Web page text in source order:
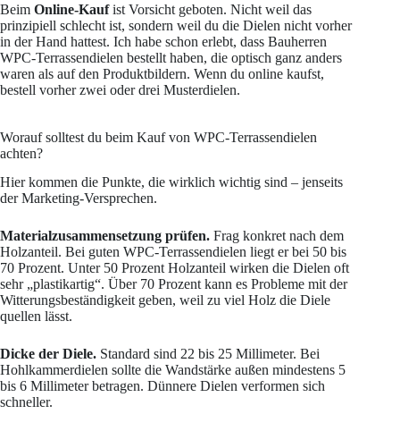
Beim Online-Kaufist Vorsicht geboten. Nicht weil das
prinzipiell schlecht ist, sondern weil du die Dielen nicht vorher
in der Hand hattest. Ich habe schon erlebt, dass Bauherren
WPC-Terrassendielen bestellt haben, die optisch ganz anders
waren als auf den Produktbildern. Wenn du online kaufst,
bestell vorher zwei oder drei Musterdielen.
Worauf solltest du beim Kauf von WPC-Terrassendielen
achten?
Hier kommen die Punkte, die wirklich wichtig sind – jenseits
der Marketing-Versprechen.
Materialzusammensetzung prüfen. Frag konkret nach dem
Holzanteil. Bei guten WPC-Terrassendielen liegt er bei 50 bis
70 Prozent. Unter 50 Prozent Holzanteil wirken die Dielen oft
sehr „plastikartig“. Über 70 Prozent kann es Probleme mit der
Witterungsbeständigkeit geben, weil zu viel Holz die Diele
quellen lässt.
Dicke der Diele. Standard sind 22 bis 25 Millimeter. Bei
Hohlkammerdielen sollte die Wandstärke außen mindestens 5
bis 6 Millimeter betragen. Dünnere Dielen verformen sich
schneller.